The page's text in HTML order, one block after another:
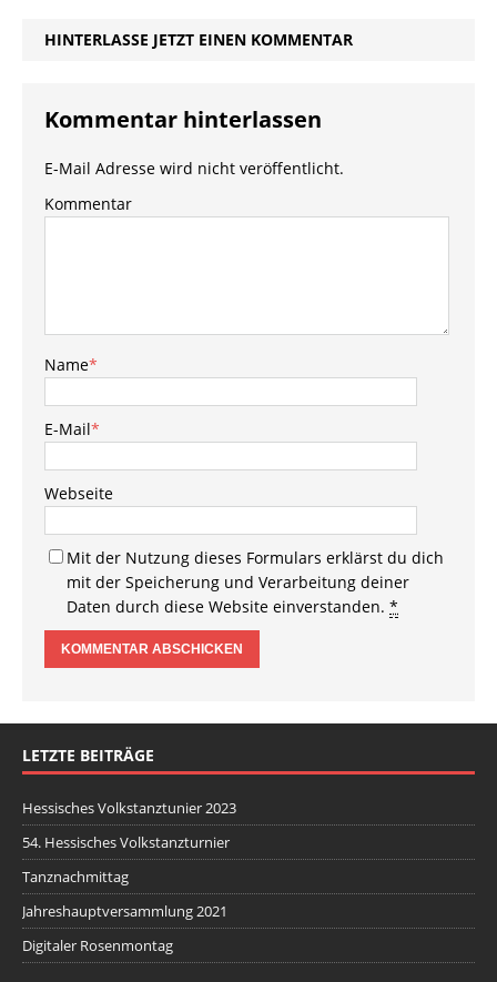
HINTERLASSE JETZT EINEN KOMMENTAR
Kommentar hinterlassen
E-Mail Adresse wird nicht veröffentlicht.
Kommentar
Name*
E-Mail*
Webseite
Mit der Nutzung dieses Formulars erklärst du dich
mit der Speicherung und Verarbeitung deiner
Daten durch diese Website einverstanden. *
LETZTE BEITRÄGE
Hessisches Volkstanztunier 2023
54. Hessisches Volkstanzturnier
Tanznachmittag
Jahreshauptversammlung 2021
Digitaler Rosenmontag